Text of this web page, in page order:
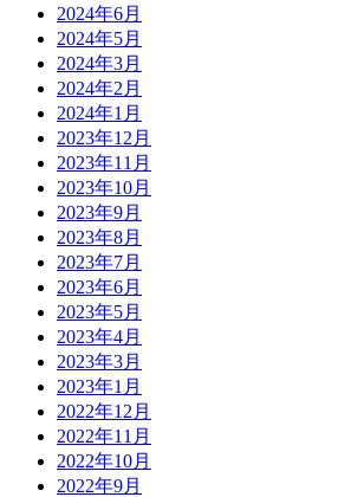
2024年6月
2024年5月
2024年3月
2024年2月
2024年1月
2023年12月
2023年11月
2023年10月
2023年9月
2023年8月
2023年7月
2023年6月
2023年5月
2023年4月
2023年3月
2023年1月
2022年12月
2022年11月
2022年10月
2022年9月